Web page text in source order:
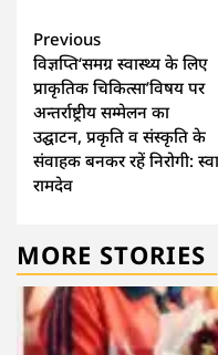
Continue
Reading
Previous
विज्ञप्ति‘समग्र स्वास्थ्य के लिए
प्राकृतिक चिकित्सा’विषय पर
अन्तर्राष्ट्रीय सम्मेलन का
उद्घाटन, प्रकृति व संस्कृति के
संवाहक बनकर रहें निरोगी:
रामदेव
MORE STORIES